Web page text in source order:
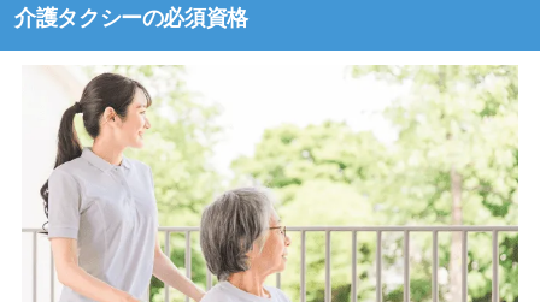
介護タクシーの必須資格